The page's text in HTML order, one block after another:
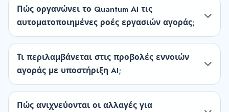
Πώς οργανώνει το Quantum AI τις
αυτοματοποιημένες ροές εργασιών αγοράς;
Τι περιλαμβάνεται στις προβολές εννοιών
αγοράς με υποστήριξη AI;
Πώς ανιχνεύονται οι αλλαγές για